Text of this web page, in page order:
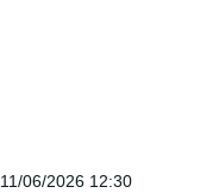
11/06/2026 12:30